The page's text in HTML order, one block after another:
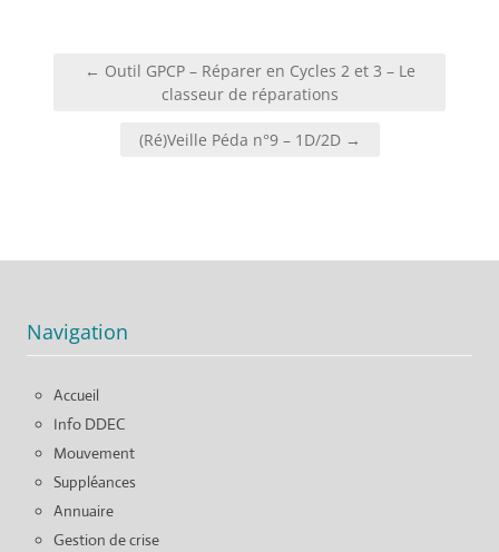
Navigation
← Outil GPCP – Réparer en Cycles 2 et 3 – Le
classeur de réparations
(Ré)Veille Péda n°9 – 1D/2D →
Navigation
Accueil
Info DDEC
Mouvement
Suppléances
Annuaire
Gestion de crise